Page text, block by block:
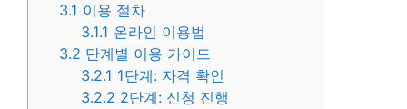
3.1 이용 절차
3.1.1 온라인 이용법
3.2 단계별 이용 가이드
3.2.1 1단계: 자격 확인
3.2.2 2단계: 신청 진행